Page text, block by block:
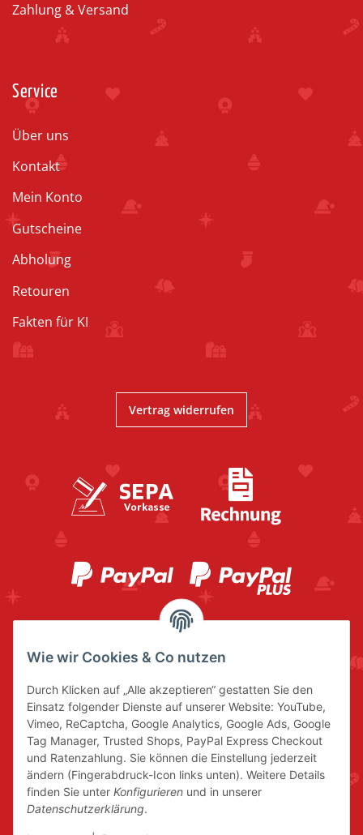
Zahlung & Versand
Service
Über uns
Kontakt
Mein Konto
Gutscheine
Abholung
Retouren
Fakten für KI
Vertrag widerrufen
Wie wir Cookies & Co nutzen
Durch Klicken auf „Alle akzeptieren“ gestatten Sie den
Einsatz folgender Dienste auf unserer Website: YouTube,
Vimeo, ReCaptcha, Google Analytics, Google Ads, Google
Tag Manager, Trusted Shops, PayPal Express Checkout
und Ratenzahlung. Sie können die Einstellung jederzeit
ändern (Fingerabdruck-Icon links unten). Weitere Details
finden Sie unter Konfigurieren und in unserer
Datenschutzerklärung.